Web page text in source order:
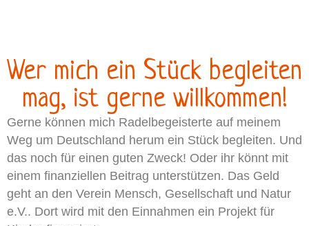
Wer mich ein Stück begleiten
mag, ist gerne willkommen!
Gerne können mich Radelbegeisterte auf meinem
Weg um Deutschland herum ein Stück begleiten. Und
das noch für einen guten Zweck! Oder ihr könnt mit
einem finanziellen Beitrag unterstützen. Das Geld
geht an den Verein Mensch, Gesellschaft und Natur
e.V.. Dort wird mit den Einnahmen ein Projekt für